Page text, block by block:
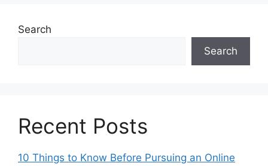
Search
Search
Recent Posts
10 Things to Know Before Pursuing an Online